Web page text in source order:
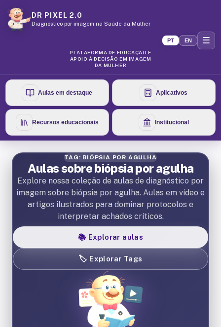
DR PIXEL 2.0
Diagnóstico por imagem na Saúde da Mulher
PLATAFORMA DE EDUCAÇÃO E
APOIO À DECISÃO EM IMAGEM
DA MULHER
PT EN ☰
Aulas em destaque Aplicativos
Recursos educacionais Institucional
TAG: BIÓPSIA POR AGULHA
Aulas sobre biópsia por agulha
Explore nossa coleção de aulas de diagnóstico por
imagem sobre biópsia por agulha. Aulas em vídeo e
artigos ilustrados para dominar protocolos e
interpretar achados críticos.
📚 Explorar aulas
🏷️ Explorar Tags